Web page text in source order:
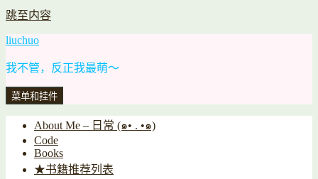
跳至内容
liuchuo
我不管，反正我最萌～
菜单和挂件
About Me – 日常 (๑• . •๑)
Code
Books
★书籍推荐列表